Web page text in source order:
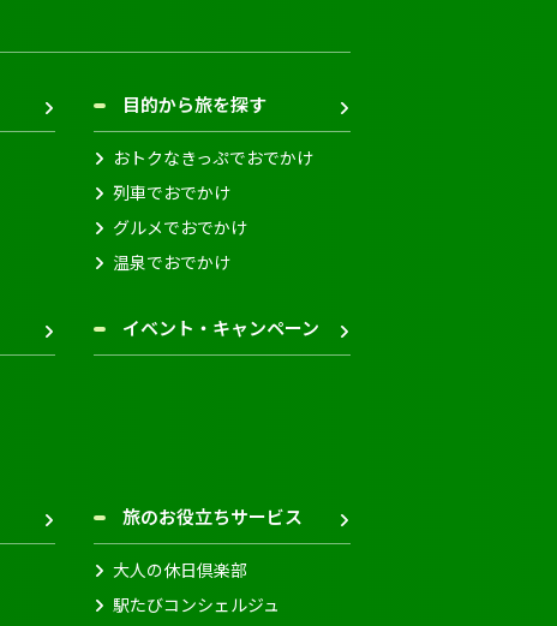
目的から旅を探す
おトクなきっぷでおでかけ
列車でおでかけ
グルメでおでかけ
温泉でおでかけ
イベント・キャンペーン
旅のお役立ちサービス
大人の休日倶楽部
駅たびコンシェルジュ